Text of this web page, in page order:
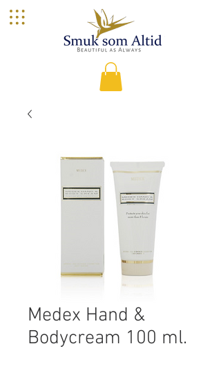
Medex Hand &
Bodycream 100 ml.